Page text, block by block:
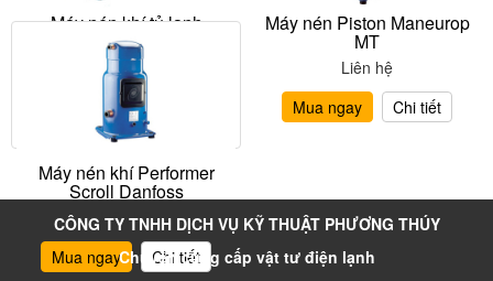
Máy nén khí tủ lạnh
DanFoss
Liên hệ
Mua ngay
Máy nén Piston Maneurop
MT
Liên hệ
Mua ngay
Chi tiết
Máy nén khí Performer
Scroll Danfoss
Liên hệ
Mua ngay
Chi tiết
CÔNG TY TNHH DỊCH VỤ KỸ THUẬT PHƯƠNG THÚY
Chuyên cung cấp vật tư điện lạnh